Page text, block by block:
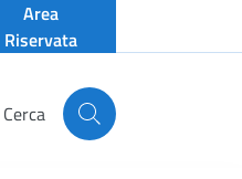
Area
Riservata
Cerca